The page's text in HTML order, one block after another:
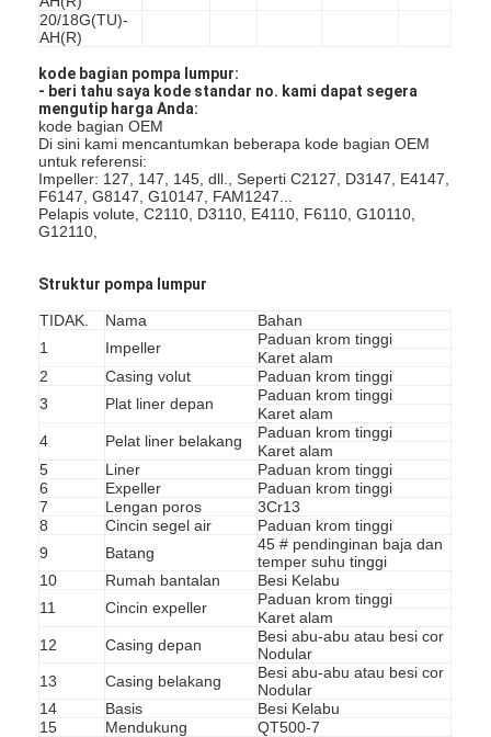
Produk
Tampilan VR
Tentang Kami
Wisata pabrik
Kontrol kualitas
Hubungi kami
20/18G(TU)-
AH(R)
kode bagian pompa lumpur:
- beri tahu saya kode standar no. kami dapat segera
mengutip harga Anda:
kode bagian OEM
Di sini kami mencantumkan beberapa kode bagian OEM
untuk referensi:
Impeller: 127, 147, 145, dll., Seperti C2127, D3147, E4147,
F6147, G8147, G10147, FAM1247...
Pelapis volute, C2110, D3110, E4110, F6110, G10110,
G12110,
Struktur pompa lumpur
TIDAK. Nama
Bahan
1
Impeller
Paduan krom tinggi
Karet alam
2
Casing volut
Paduan krom tinggi
3
Plat liner depan
Paduan krom tinggi
Karet alam
4
Pelat liner belakang
Paduan krom tinggi
Karet alam
5
Liner
Paduan krom tinggi
6
Expeller
Paduan krom tinggi
7
Lengan poros
3Cr13
8
Cincin segel air
Paduan krom tinggi
9
Batang
45 # pendinginan baja dan
temper suhu tinggi
10
Rumah bantalan
Besi Kelabu
11
Cincin expeller
Paduan krom tinggi
Karet alam
12
Casing depan
Besi abu-abu atau besi cor
Nodular
13
Casing belakang
Besi abu-abu atau besi cor
Nodular
14
Basis
Besi Kelabu
15
Mendukung QT500-7